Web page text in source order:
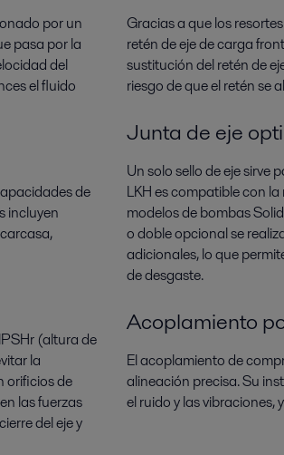
por un
pasa por la
del
el fluido
de
incluyen
(altura de
la
orificios de
las fuerzas
del eje y
Gracias a que los
retén de eje de carga
sustitución del retén de
riesgo de que el retén se
Junta de eje
Un solo sello de eje sirve
LKH es compatible con
modelos de bombas
o doble opcional se
adicionales, lo que
de desgaste.
Acoplamiento
El acoplamiento de
alineación precisa. Su
el ruido y las vibraciones,